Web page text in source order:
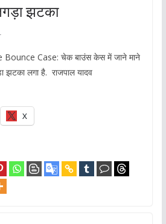
झटका
Bounce Case: चेक बाउंस केस में जाने माने
झटका लगा है. राजपाल यादव
X